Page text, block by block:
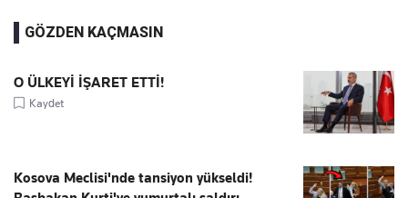
GÖZDEN KAÇMASIN
O ÜLKEYİ İŞARET ETTİ!
Kaydet
Kosova Meclisi'nde tansiyon yükseldi!